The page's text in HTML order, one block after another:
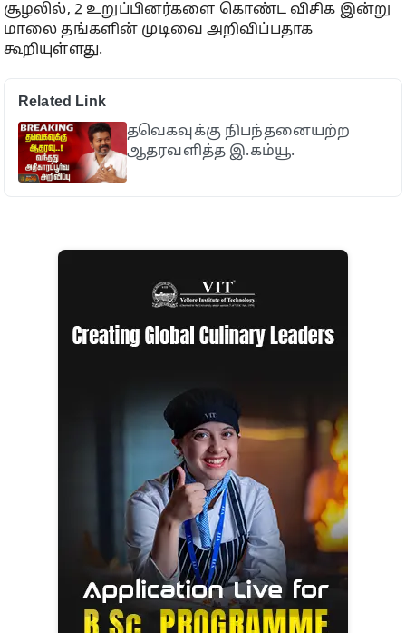
சூழலில், 2 உறுப்பினர்களை கொண்ட விசிக இன்று
மாலை தங்களின் முடிவை அறிவிப்பதாக
கூறியுள்ளது.
Related Link
தவெகவுக்கு நிபந்தனையற்ற
ஆதரவளித்த இ.கம்யூ.